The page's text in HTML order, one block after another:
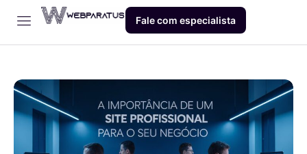
Dev
Produto
Fale com especialista